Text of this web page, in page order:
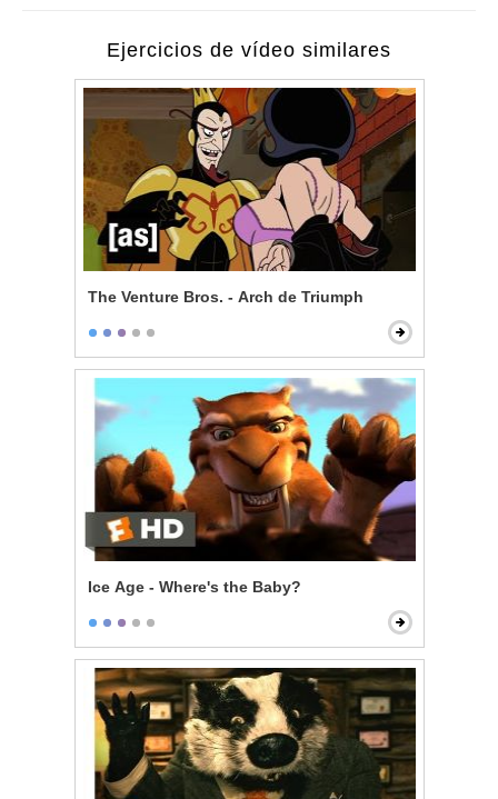
Ejercicios de vídeo similares
The Venture Bros. - Arch de Triumph
Ice Age - Where's the Baby?